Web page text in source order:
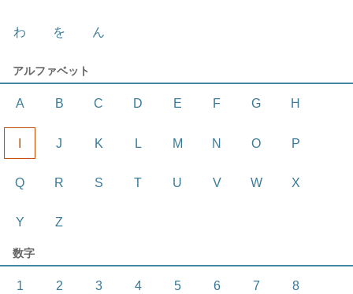
わ を ん
アルファベット
A B C D E F G H
J K L M N O P
Q R S T U V W X
Y Z
数字
1 2 3 4 5 6 7 8